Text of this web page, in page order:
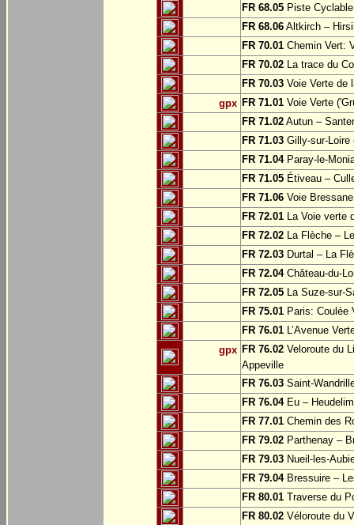
FR 68.05 Piste
FR 68.06 Altkirch –
FR 70.01 Chemin Vert:
FR 70.02 La trace du
FR 70.03 Voie Verte de
gpx FR 71.01 Voie Verte
FR 71.02 Autun –
FR 71.03 Gilly-sur-Loire
FR 71.04Paray-le-
FR 71.05 Étiveau –
FR 71.06 Voie
FR 72.01 La Voie verte
FR 72.02 La Flèche –
FR 72.03 Durtal – La
FR 72.04Château-du-
FR 72.05 La Suze-sur-
FR 75.01 Paris: Coulée
FR 76.01 L’Avenue
gpx FR 76.02 Veloroute du
Appeville
FR 76.03 Saint-
FR 76.04Eu –
FR 77.01 Chemin des
FR 79.02 Parthenay –
FR 79.03 Nueil-les-
FR 79.04Bressuire –
FR 80.01 Traverse du
FR 80.02 Véloroute du